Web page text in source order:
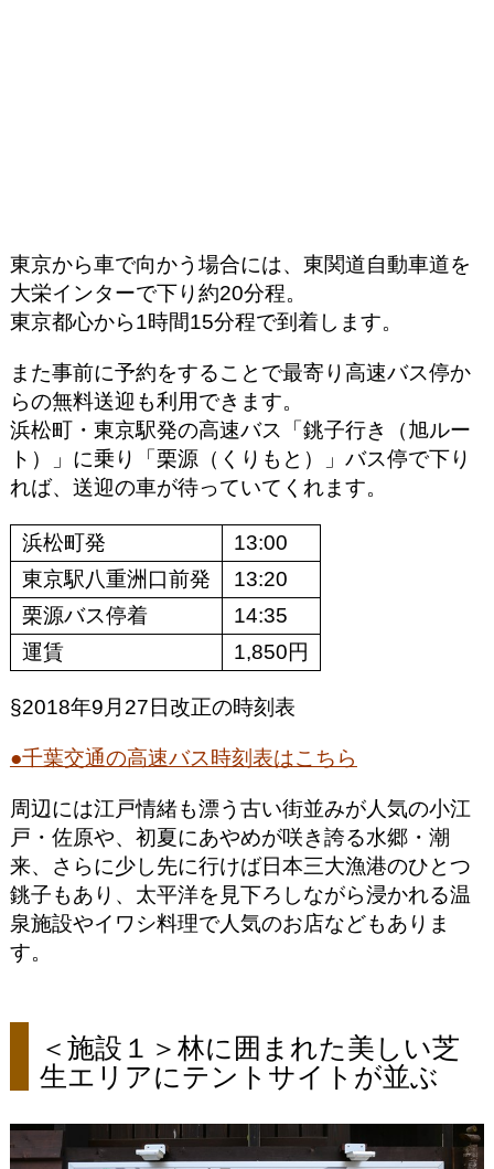
東京から車で向かう場合には、東関道自動車道を
大栄インターで下り約20分程。
東京都心から1時間15分程で到着します。
また事前に予約をすることで最寄り高速バス停か
らの無料送迎も利用できます。
浜松町・東京駅発の高速バス「銚子行き（旭ルー
ト）」に乗り「栗源（くりもと）」バス停で下り
れば、送迎の車が待っていてくれます。
浜松町発
13:00
東京駅八重洲口前発
13:20
栗源バス停着
14:35
運賃
1,850円
§2018年9月27日改正の時刻表
●千葉交通の高速バス時刻表はこちら
周辺には江戸情緒も漂う古い街並みが人気の小江
戸・佐原や、初夏にあやめが咲き誇る水郷・潮
来、さらに少し先に行けば日本三大漁港のひとつ
銚子もあり、太平洋を見下ろしながら浸かれる温
泉施設やイワシ料理で人気のお店などもありま
す。
＜施設１＞林に囲まれた美しい芝
生エリアにテントサイトが並ぶ